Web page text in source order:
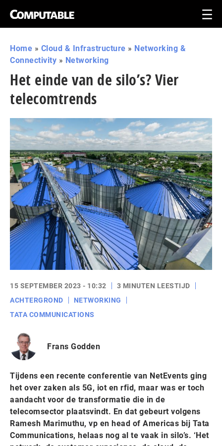
Home » Cloud & Infrastructure » Networking &
Connectivity » Networking
Het einde van de silo’s? Vier
telecomtrends
15 SEPTEMBER 2023 - 10:32
3 MINUTEN LEESTIJD
ACHTERGROND
NETWORKING
TATA COMMUNICATIONS
Frans Godden
Tijdens een recente conferentie van NetEvents ging
het over zaken als 5G, iot en rfid, maar was er toch
aandacht voor de transformatie die in de
telecomsector plaatsvindt. En dat gebeurt volgens
Ramesh Marimuthu, vp en head of Americas bij Tata
Communications, helaas nog al te vaak in silo’s. ‘Het